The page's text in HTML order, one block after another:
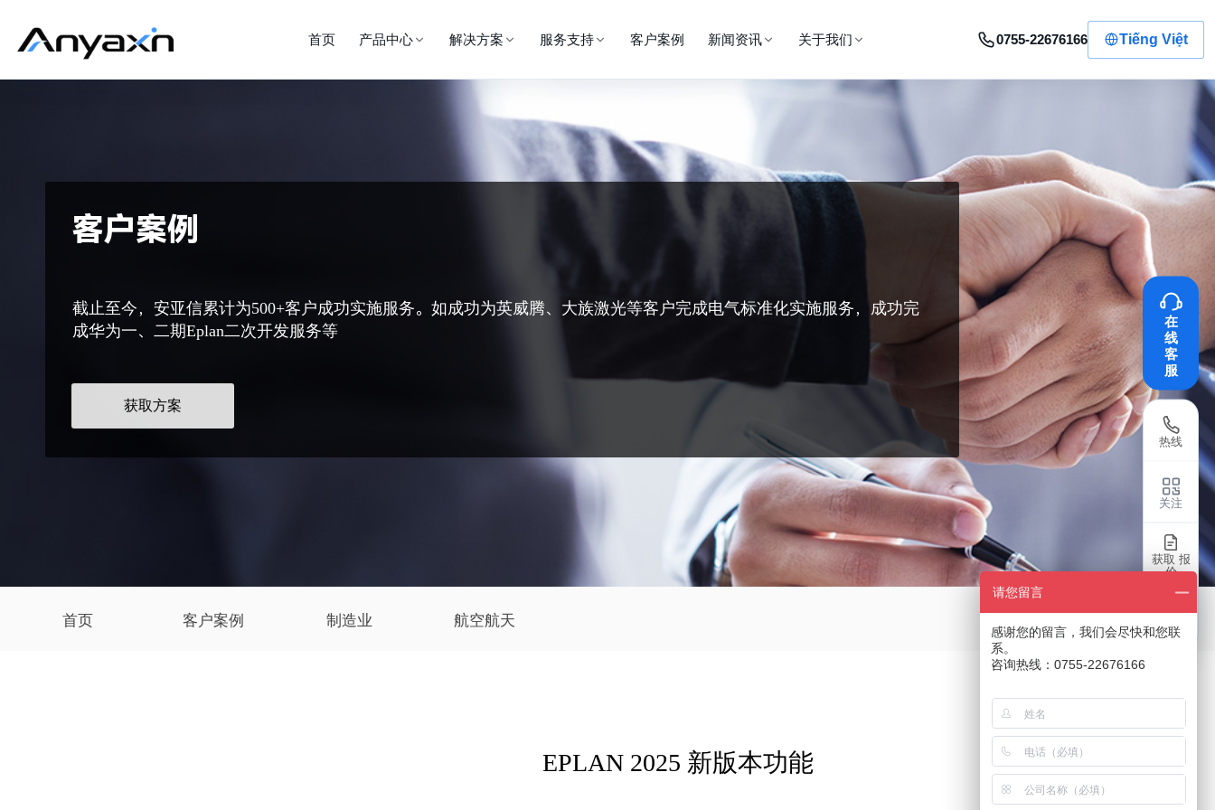
客户案例
截止至今，安亚信累计为500+客户成功实施服务。 如成功为英威腾、大族激光等客户完成电气标准化实施服务，成功完
成华为一、二期Eplan二次开发服务等
获取方案
首页 客户案例 制造业 航空航天
EPLAN 2025 新版本功能
首页 产品中心 解决方案 服务支持 客户案例 新闻资讯 关于我们 0755-22676166 Tiếng Việt
在
线
客
服
热线
关注
获取 报
价
返回
请您留言
感谢您的留言，我们会尽快和您联
系。
咨询热线：0755-22676166